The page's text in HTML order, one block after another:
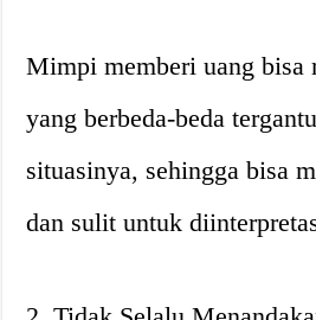
Mimpi memberi uang bisa
yang berbeda-beda
situasinya, sehingga bisa
dan sulit untuk